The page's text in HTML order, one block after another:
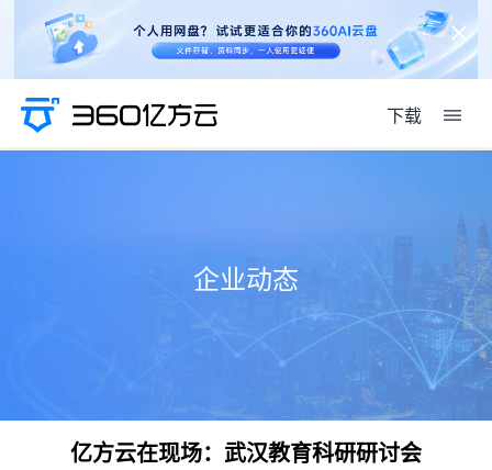
下载
企业动态
亿方云在现场：武汉教育科研研讨会